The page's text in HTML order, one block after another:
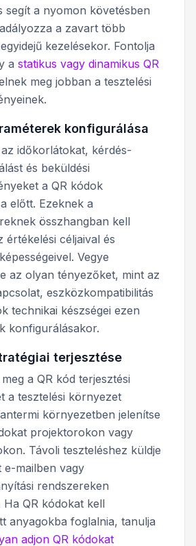
segít a nyomon követésben
a zavart több
kezelésekor. Fontolja
a statikus vagy dinamikus QR
meg jobban a tesztelési
konfigurálása
időkorlátokat, kérdés-
és beküldési
a QR kódok
előtt. Ezeknek a
összhangban kell
értékelési céljaival és
Vegye
az olyan tényezőket, mint az
eszközkompatibilitás
technikai készségei ezen
konfigurálásakor.
terjesztése
a QR kód terjesztési
a tesztelési környezet
környezetben jelenítse
projektorokon vagy
Távoli teszteléshez küldje
e-mailben vagy
rendszereken
Ha QR kódokat kell
anyagokba foglalnia, tanulja
adjon QR kódokat